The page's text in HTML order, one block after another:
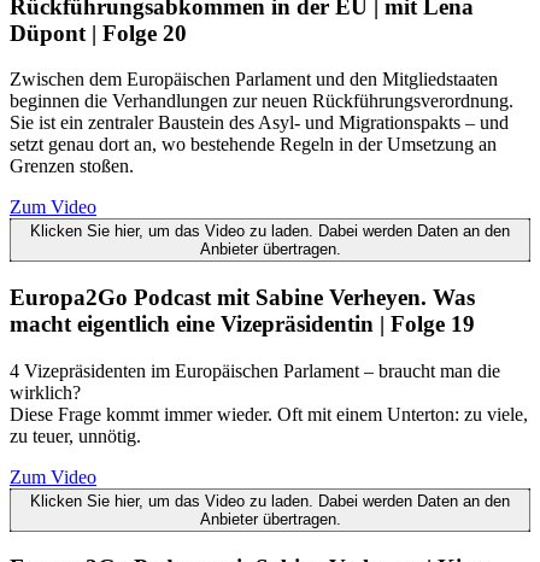
Rückführungsabkommen in der EU | mit Lena
Düpont | Folge 20
Zwischen dem Europäischen Parlament und den Mitgliedstaaten
beginnen die Verhandlungen zur neuen Rückführungsverordnung.
Sie ist ein zentraler Baustein des Asyl- und Migrationspakts – und
setzt genau dort an, wo bestehende Regeln in der Umsetzung an
Grenzen stoßen.
Zum Video
Klicken Sie hier, um das Video zu laden. Dabei werden Daten an den
Anbieter übertragen.
Europa2Go Podcast mit Sabine Verheyen. Was
macht eigentlich eine Vizepräsidentin | Folge 19
4 Vizepräsidenten im Europäischen Parlament – braucht man die
wirklich?
Diese Frage kommt immer wieder. Oft mit einem Unterton: zu viele,
zu teuer, unnötig.
Zum Video
Klicken Sie hier, um das Video zu laden. Dabei werden Daten an den
Anbieter übertragen.